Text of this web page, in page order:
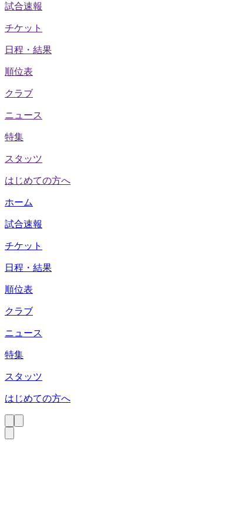
試合速報
チケット
日程・結果
順位表
クラブ
ニュース
特集
スタッツ
はじめての方へ
ホーム
試合速報
チケット
日程・結果
順位表
クラブ
ニュース
特集
スタッツ
はじめての方へ